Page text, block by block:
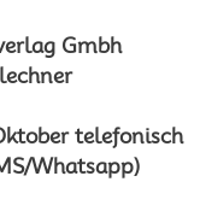
Gmbh
telefonisch
Whatsapp)